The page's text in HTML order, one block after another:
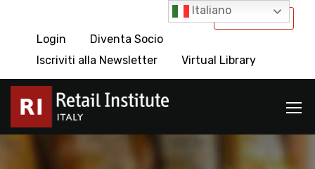
International
Login
Diventa Socio
Iscriviti alla Newsletter
Virtual Library
Italiano